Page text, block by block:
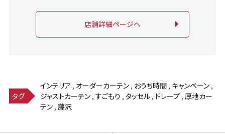
店舗詳細ページへ
タグ
インテリア , オーダーカーテン , おうち時間 , キャンペーン ,
ジャストカーテン ,すごもり ,タッセル , ドレープ , 厚地カー
テン ,藤沢